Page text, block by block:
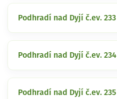
Podhradí nad Dyjí č.ev. 233
Podhradí nad Dyjí č.ev. 234
Podhradí nad Dyjí č.ev. 235